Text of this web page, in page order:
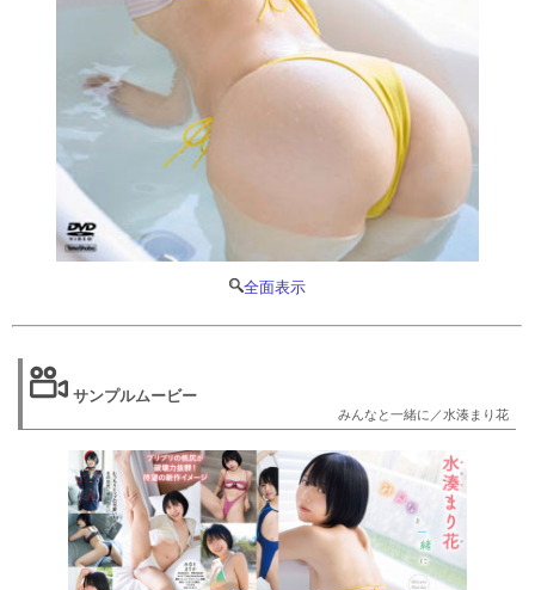
全面表示
サンプルムービー
みんなと一緒に／水湊まり花